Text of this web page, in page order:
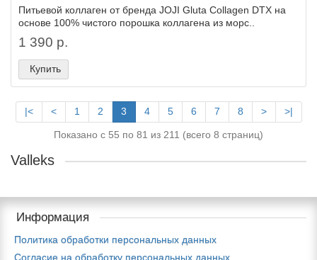
Питьевой коллаген от бренда JOJI Gluta Collagen DTX на
основе 100% чистого порошка коллагена из морс..
1 390 р.
Купить
|< < 1 2 3 4 5 6 7 8 > >|
Показано с 55 по 81 из 211 (всего 8 страниц)
Valleks
Информация
Политика обработки персональных данных
Согласие на обработку персональных данных